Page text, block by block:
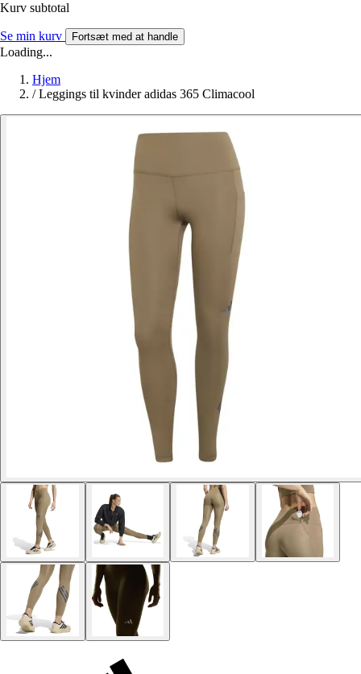
Kurv subtotal
Se min kurv Fortsæt med at handle
Loading...
Hjem
/ Leggings til kvinder adidas 365 Climacool